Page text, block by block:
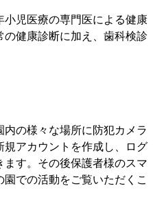
児医療の専門医による健康
健康診断に加え、歯科検診
の様々な場所に防犯カメラ
アカウントを作成し、ログ
す。その後保護者様のスマ
での活動をご覧いただくこ